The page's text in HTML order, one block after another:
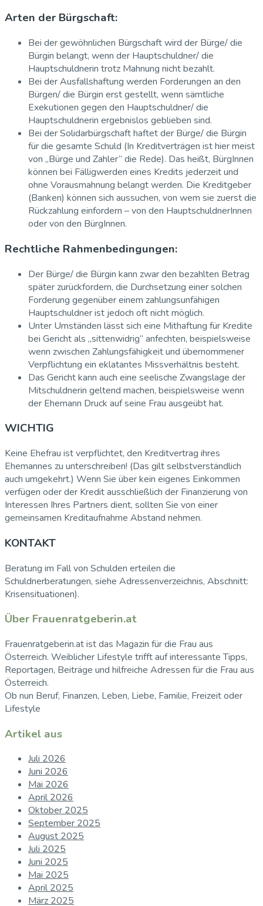
Arten der Bürgschaft:
Bei der gewöhnlichen Bürgschaft wird der Bürge/ die
Bürgin belangt, wenn der Hauptschuldner/ die
Hauptschuldnerin trotz Mahnung nicht bezahlt.
Bei der Ausfallshaftung werden Forderungen an den
Bürgen/ die Bürgin erst gestellt, wenn sämtliche
Exekutionen gegen den Hauptschuldner/ die
Hauptschuldnerin ergebnislos geblieben sind.
Bei der Solidarbürgschaft haftet der Bürge/ die Bürgin
für die gesamte Schuld (In Kreditverträgen ist hier meist
von „Bürge und Zahler“ die Rede). Das heißt, BürgInnen
können bei Fälligwerden eines Kredits jederzeit und
ohne Vorausmahnung belangt werden. Die Kreditgeber
(Banken) können sich aussuchen, von wem sie zuerst die
Rückzahlung einfordern – von den HauptschuldnerInnen
oder von den BürgInnen.
Rechtliche Rahmenbedingungen:
Der Bürge/ die Bürgin kann zwar den bezahlten Betrag
später zurückfordern, die Durchsetzung einer solchen
Forderung gegenüber einem zahlungsunfähigen
Hauptschuldner ist jedoch oft nicht möglich.
Unter Umständen lässt sich eine Mithaftung für Kredite
bei Gericht als „sittenwidrig“ anfechten, beispielsweise
wenn zwischen Zahlungsfähigkeit und übernommener
Verpflichtung ein eklatantes Missverhältnis besteht.
Das Gericht kann auch eine seelische Zwangslage der
Mitschuldnerin geltend machen, beispielsweise wenn
der Ehemann Druck auf seine Frau ausgeübt hat.
WICHTIG
Keine Ehefrau ist verpflichtet, den Kreditvertrag ihres
Ehemannes zu unterschreiben! (Das gilt selbstverständlich
auch umgekehrt.) Wenn Sie über kein eigenes Einkommen
verfügen oder der Kredit ausschließlich der Finanzierung von
Interessen Ihres Partners dient, sollten Sie von einer
gemeinsamen Kreditaufnahme Abstand nehmen.
KONTAKT
Beratung im Fall von Schulden erteilen die
Schuldnerberatungen, siehe Adressenverzeichnis, Abschnitt:
Krisensituationen).
Über Frauenratgeberin.at
Frauenratgeberin.at ist das Magazin für die Frau aus
Österreich. Weiblicher Lifestyle trifft auf interessante Tipps,
Reportagen, Beiträge und hilfreiche Adressen für die Frau aus
Österreich.
Ob nun Beruf, Finanzen, Leben, Liebe, Familie, Freizeit oder
Lifestyle
Artikel aus
Juli 2026
Juni 2026
Mai 2026
April 2026
Oktober 2025
September 2025
August 2025
Juli 2025
Juni 2025
Mai 2025
April 2025
März 2025